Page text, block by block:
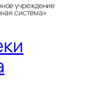
учреждение
система»